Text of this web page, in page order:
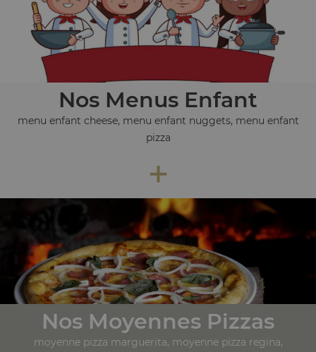
Nos Menus Enfant
menu enfant cheese, menu enfant nuggets, menu enfant
pizza
+
Nos Moyennes Pizzas
moyenne pizza marguerita, moyenne pizza regina,